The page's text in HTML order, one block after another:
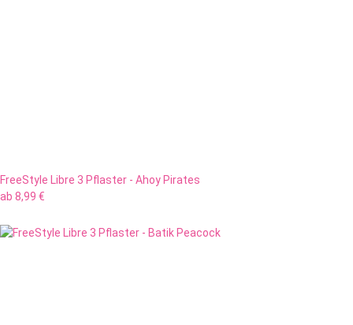
FreeStyle Libre 3 Pflaster - Ahoy Pirates
ab 8,99 €